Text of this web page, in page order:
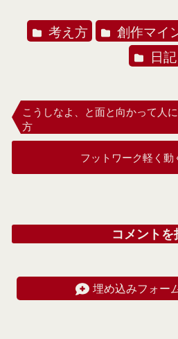
考え方 創作マイ
日記
こうしなよ、と面と向かって人
方
フットワーク軽く動
コメントを
埋め込みフォー